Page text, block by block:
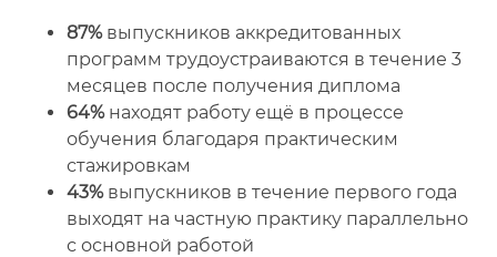
87%выпускников аккредитованных
программ трудоустраиваются в течение 3
месяцев после получения диплома
64%находят работу ещё в процессе
обучения благодаря практическим
стажировкам
43%выпускников в течение первого года
выходят на частную практику параллельно
с основной работой